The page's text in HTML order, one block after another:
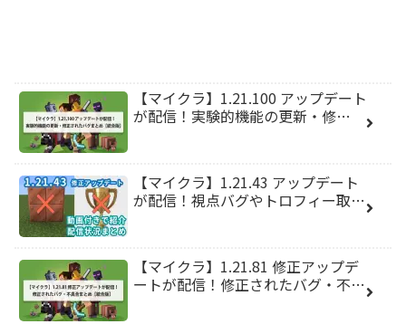
【マイクラ】1.21.100 アップデート
が配信！実験的機能の更新・修…
【マイクラ】1.21.43 アップデート
が配信！視点バグやトロフィー取…
【マイクラ】1.21.81 修正アップデ
ートが配信！修正されたバグ・不…